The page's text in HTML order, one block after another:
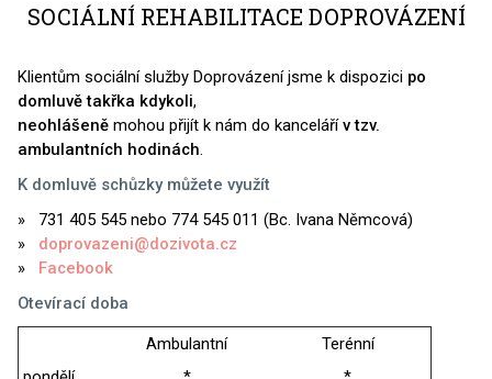
SOCIÁLNÍ REHABILITACE DOPROVÁZENÍ
Klientům sociální služby Doprovázení jsme k dispozici po
domluvě takřka kdykoli,
neohlášeně mohou přijít k nám do kancelářív tzv.
ambulantních hodinách.
K domluvě schůzky můžete využít
731 405 545 nebo 774 545 011 (Bc. Ivana Němcová)
doprovazeni@dozivota.cz
Facebook
Otevírací doba
Ambulantní
Terénní